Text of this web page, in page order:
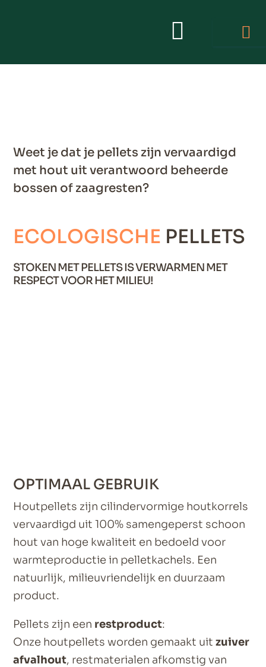
ECOLOGISCHE PELLETS
STOKEN MET PELLETS IS VERWARMEN MET
RESPECT VOOR HET MILIEU!
Weet je dat je pellets zijn vervaardigd
met hout uit verantwoord beheerde
bossen of zaagresten?
OPTIMAAL GEBRUIK
Houtpellets zijn cilindervormige houtkorrels
vervaardigd uit 100% samengeperst schoon
hout van hoge kwaliteit en bedoeld voor
warmteproductie in pelletkachels. Een
natuurlijk, milieuvriendelijk en duurzaam
product.
Pellets zijn een restproduct:
Onze houtpellets worden gemaakt uitzuiver
afvalhout, restmaterialen afkomstig van